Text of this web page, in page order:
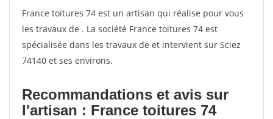
France toitures 74 est un artisan qui réalise pour vous
les travaux de . La société France toitures 74 est
spécialisée dans les travaux de et intervient sur Sciez
74140 et ses environs.
Recommandations et avis sur
l'artisan : France toitures 74